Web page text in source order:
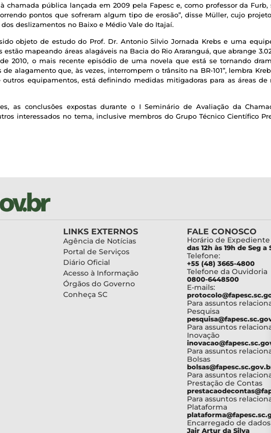
chamada pública lançada em 2009 pela Fapesc e, como professor da
pontos que sofreram algum tipo de erosão”, disse Müller, cujo
deslizamentos no Baixo e Médio Vale do Itajaí.
objeto de estudo do Prof. Dr. Antonio Silvio Jornada Krebs e uma
estão mapeando áreas alagáveis na Bacia do Rio Araranguá, que abrange
2010, o mais recente episódio de uma novela que está se tornando
alagamento que, às vezes, interrompem o trânsito na BR-101”, lembra
outros equipamentos, está definindo medidas mitigadoras para as áreas de
as conclusões expostas durante o I Seminário de Avaliação da
interessados no tema, inclusive membros do Grupo Técnico Científico
LINKS EXTERNOS
Agência de Notícias
Portal de Serviços
Diário Oficial
Acesso à Informação
Órgãos do Governo
Conheça SC
FALE CONOSCO
Horário de Expediente
das 12h às 19h de Seg a
Telefone:
+55 (48) 3665-4800
Telefone da Ouvidoria
0800-6448500
E-mails:
Para assuntos
Pesquisa
Para assuntos
Inovação
Para assuntos
Bolsas
Para assuntos
Prestação de Contas
Para assuntos
Plataforma
Encarregado de dados
Jair Artur da Silva